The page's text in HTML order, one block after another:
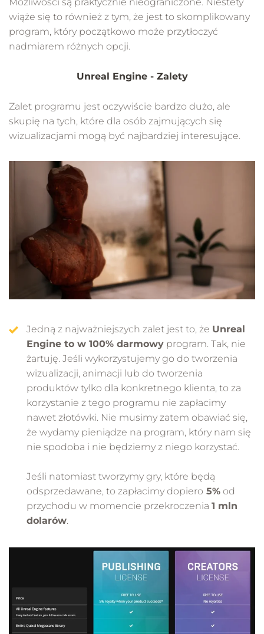
Możliwości są praktycznie nieograniczone. Niestety
wiąże się to również z tym, że jest to skomplikowany
program, który początkowo może przytłoczyć
nadmiarem różnych opcji.
Unreal Engine - Zalety
Zalet programu jest oczywiście bardzo dużo, ale
skupię na tych, które dla osób zajmujących się
wizualizacjami mogą być najbardziej interesujące.
Jedną z najważniejszych zalet jest to, że Unreal
Engine to w 100% darmowy program. Tak, nie
żartuję. Jeśli wykorzystujemy go do tworzenia
wizualizacji, animacji lub do tworzenia
produktów tylko dla konkretnego klienta, to za
korzystanie z tego programu nie zapłacimy
nawet złotówki. Nie musimy zatem obawiać się,
że wydamy pieniądze na program, który nam się
nie spodoba i nie będziemy z niego korzystać.
Jeśli natomiast tworzymy gry, które będą
odsprzedawane, to zapłacimy dopiero 5% od
przychodu w momencie przekroczenia 1 mln
dolarów.